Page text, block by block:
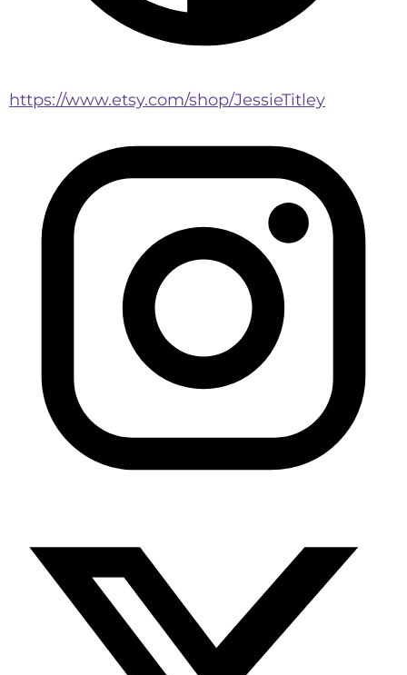
https://www.etsy.com/shop/JessieTitley